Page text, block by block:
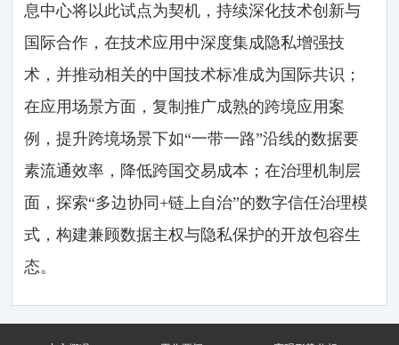
息中心将以此试点为契机，持续深化技术创新与
国际合作，在技术应用中深度集成隐私增强技
术，并推动相关的中国技术标准成为国际共识；
在应用场景方面，复制推广成熟的跨境应用案
例，提升跨境场景下如“一带一路”沿线的数据要
素流通效率，降低跨国交易成本；在治理机制层
面，探索“多边协同+链上自治”的数字信任治理模
式，构建兼顾数据主权与隐私保护的开放包容生
态。